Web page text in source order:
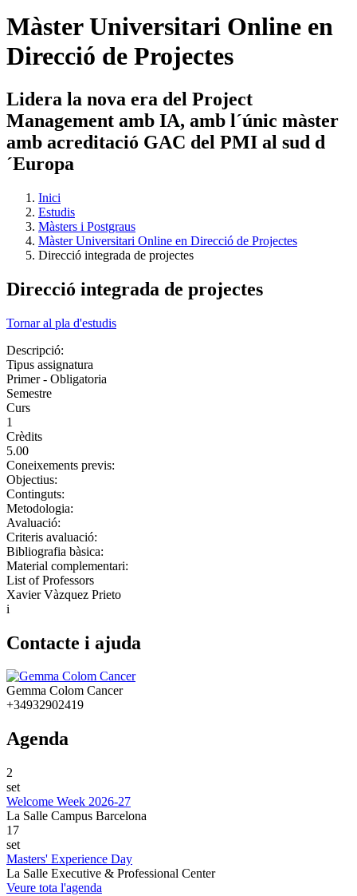
Màster Universitari Online en
Direcció de Projectes
Lidera la nova era del Project
Management amb IA, amb l´únic màster
amb acreditació GAC del PMI al sud d
´Europa
Inici
Estudis
Màsters i Postgraus
Màster Universitari Online en Direcció de Projectes
Direcció integrada de projectes
Direcció integrada de projectes
Tornar al pla d'estudis
Descripció:
Tipus assignatura
Primer - Obligatoria
Semestre
Curs
1
Crèdits
5.00
Coneixements previs:
Objectius:
Continguts:
Metodologia:
Avaluació:
Criteris avaluació:
Bibliografia bàsica:
Material complementari:
List of Professors
Xavier Vàzquez Prieto
i
Contacte i ajuda
Gemma Colom Cancer
+34932902419
Agenda
2
set
Welcome Week 2026-27
La Salle Campus Barcelona
17
set
Masters' Experience Day
La Salle Executive & Professional Center
Veure tota l'agenda